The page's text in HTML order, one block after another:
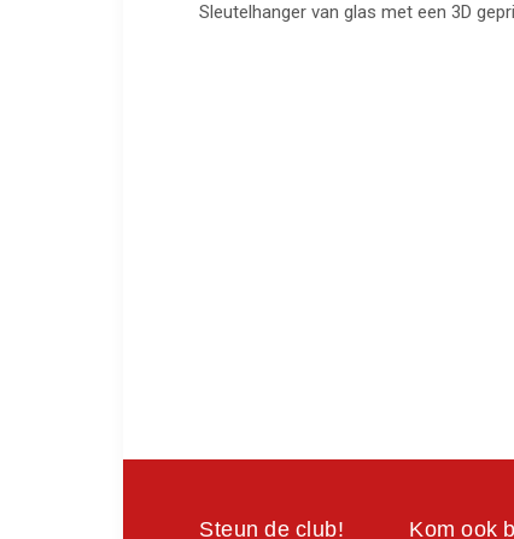
Sleutelhanger van glas met een 3D
Steun de club! Kom ook